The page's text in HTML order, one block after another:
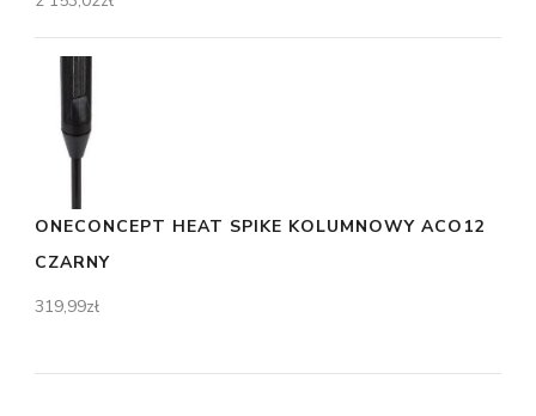
ONECONCEPT HEAT SPIKE KOLUMNOWY ACO12
CZARNY
319,99zł